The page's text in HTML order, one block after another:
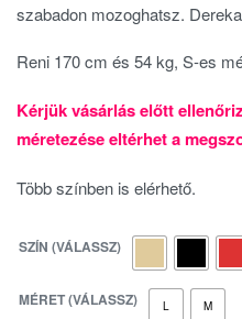
szabadon mozoghatsz.
Reni 170 cm és 54 kg, S-es
Kérjük vásárlás előtt
méretezése eltérhet a
Több színben is elérhető.
SZÍN (VÁLASSZ)
MÉRET (VÁLASSZ) L M